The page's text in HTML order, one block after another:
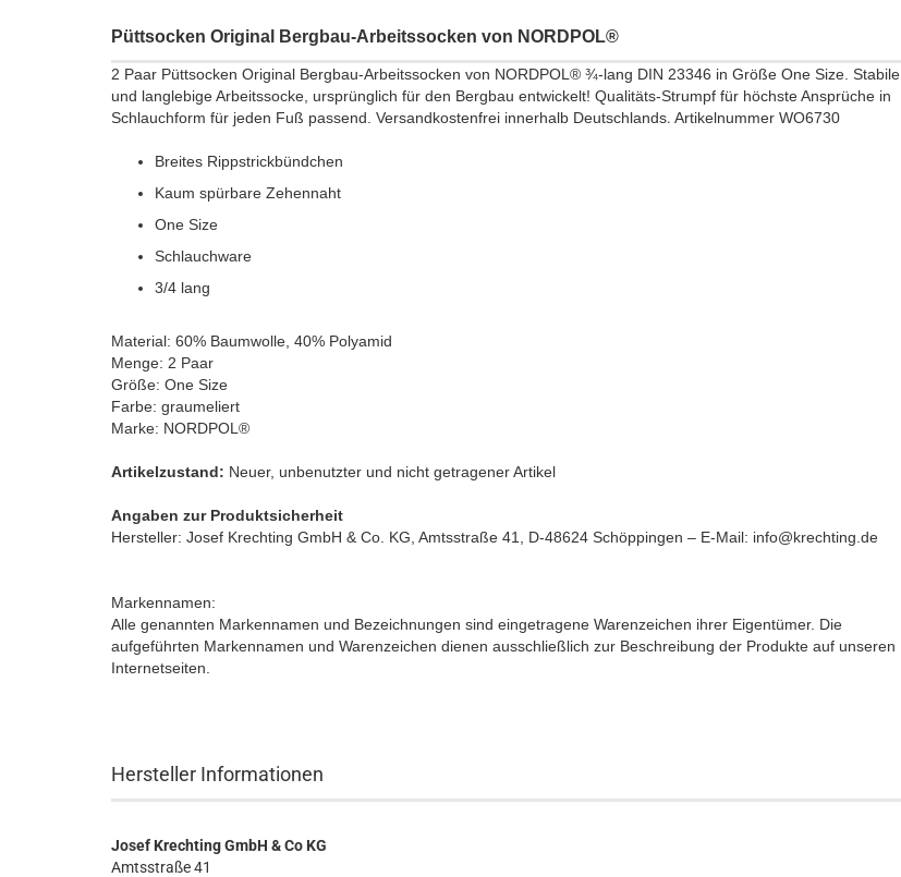
Püttsocken Original Bergbau-Arbeitssocken von NORDPOL®
2 Paar Püttsocken Original Bergbau-Arbeitssocken von NORDPOL® ¾-lang DIN 23346 in Größe One Size. Stabile
und langlebige Arbeitssocke, ursprünglich für den Bergbau entwickelt! Qualitäts-Strumpf für höchste Ansprüche in
Schlauchform für jeden Fuß passend. Versandkostenfrei innerhalb Deutschlands. Artikelnummer WO6730
Breites Rippstrickbündchen
Kaum spürbare Zehennaht
One Size
Schlauchware
3/4 lang
Material: 60% Baumwolle, 40% Polyamid
Menge: 2 Paar
Größe: One Size
Farbe: graumeliert
Marke: NORDPOL®
Artikelzustand: Neuer, unbenutzter und nicht getragener Artikel
Angaben zur Produktsicherheit
Hersteller: Josef Krechting GmbH & Co. KG, Amtsstraße 41, D-48624 Schöppingen – E-Mail: info@krechting.de
Markennamen:
Alle genannten Markennamen und Bezeichnungen sind eingetragene Warenzeichen ihrer Eigentümer. Die
aufgeführten Markennamen und Warenzeichen dienen ausschließlich zur Beschreibung der Produkte auf unseren
Internetseiten.
Hersteller Informationen
Josef Krechting GmbH & Co KG
Amtsstraße 41